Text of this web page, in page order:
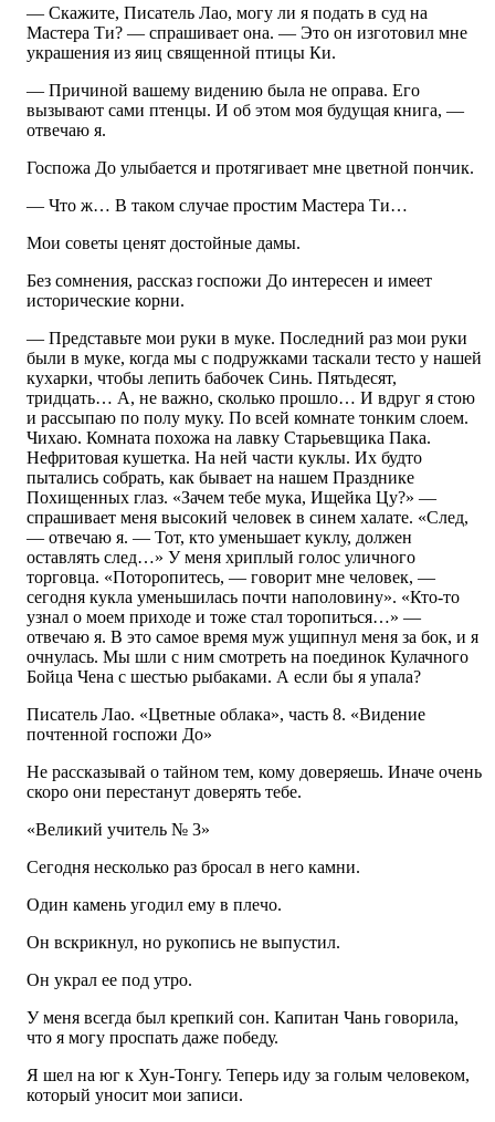
— Скажите, Писатель Лао, могу ли я подать в суд на
Мастера Ти? — спрашивает она. — Это он изготовил мне
украшения из яиц священной птицы Ки.
— Причиной вашему видению была не оправа. Его
вызывают сами птенцы. И об этом моя будущая книга, —
отвечаю я.
Госпожа До улыбается и протягивает мне цветной пончик.
— Что ж… В таком случае простим Мастера Ти…
Мои советы ценят достойные дамы.
Без сомнения, рассказ госпожи До интересен и имеет
исторические корни.
— Представьте мои руки в муке. Последний раз мои руки
были в муке, когда мы с подружками таскали тесто у нашей
кухарки, чтобы лепить бабочек Синь. Пятьдесят,
тридцать… А, не важно, сколько прошло… И вдруг я стою
и рассыпаю по полу муку. По всей комнате тонким слоем.
Чихаю. Комната похожа на лавку Старьевщика Пака.
Нефритовая кушетка. На ней части куклы. Их будто
пытались собрать, как бывает на нашем Празднике
Похищенных глаз. «Зачем тебе мука, Ищейка Цу?» —
спрашивает меня высокий человек в синем халате. «След,
— отвечаю я. — Тот, кто уменьшает куклу, должен
оставлять след…» У меня хриплый голос уличного
торговца. «Поторопитесь, — говорит мне человек, —
сегодня кукла уменьшилась почти наполовину». «Кто-то
узнал о моем приходе и тоже стал торопиться…» —
отвечаю я. В это самое время муж ущипнул меня за бок, и я
очнулась. Мы шли с ним смотреть на поединок Кулачного
Бойца Чена с шестью рыбаками. А если бы я упала?
Писатель Лао. «Цветные облака», часть 8. «Видение
почтенной госпожи До»
Не рассказывай о тайном тем, кому доверяешь. Иначе очень
скоро они перестанут доверять тебе.
«Великий учитель № 3»
Сегодня несколько раз бросал в него камни.
Один камень угодил ему в плечо.
Он вскрикнул, но рукопись не выпустил.
Он украл ее под утро.
У меня всегда был крепкий сон. Капитан Чань говорила,
что я могу проспать даже победу.
Я шел на юг к Хун-Тонгу. Теперь иду за голым человеком,
который уносит мои записи.